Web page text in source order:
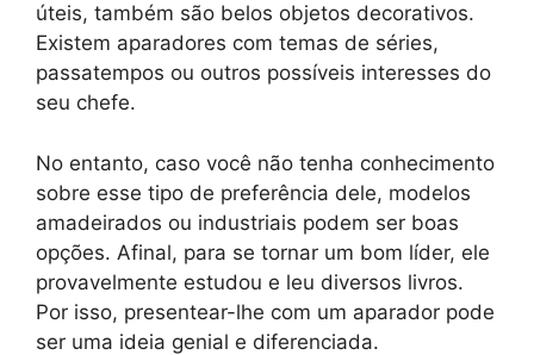
úteis, também são belos objetos decorativos.
Existem aparadores com temas de séries,
passatempos ou outros possíveis interesses do
seu chefe.
No entanto, caso você não tenha conhecimento
sobre esse tipo de preferência dele, modelos
amadeirados ou industriais podem ser boas
opções. Afinal, para se tornar um bom líder, ele
provavelmente estudou e leu diversos livros.
Por isso, presentear-lhe com um aparador pode
ser uma ideia genial e diferenciada.